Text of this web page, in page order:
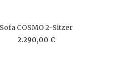
Sofa COSMO 2-Sitzer
2.290,00 €